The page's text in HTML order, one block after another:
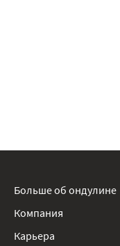
Больше об ондулине
Компания
Карьера